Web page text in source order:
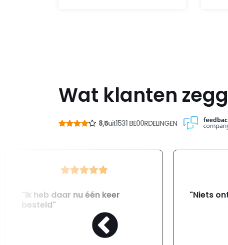
Wat klanten
8,5uit1531 BE00RDELINGEN
"Ik heb daar nu één keer
besteld"
"Niets